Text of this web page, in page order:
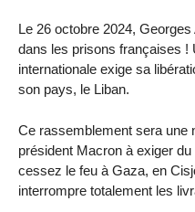
Le 26 octobre 2024,
dans les prisons françaises !
internationale exige sa
son pays, le Liban.
Ce rassemblement sera une
président Macron à exiger
cessez le feu à Gaza, en
interrompre totalement les